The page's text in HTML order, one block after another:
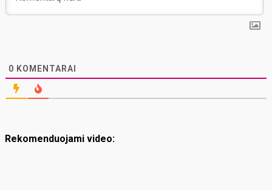
0 KOMENTARAI
Rekomenduojami video: